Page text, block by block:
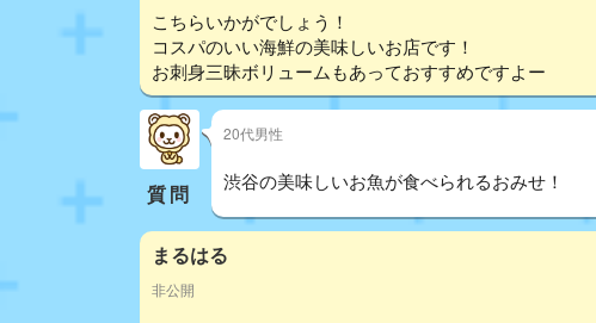
こちらいかがでしょう！
コスパのいい海鮮の美味しいお店です！
お刺身三昧ボリュームもあっておすすめですよー
質問
20代男性
渋谷の美味しいお魚が食べられるおみせ！
まるはる
非公開